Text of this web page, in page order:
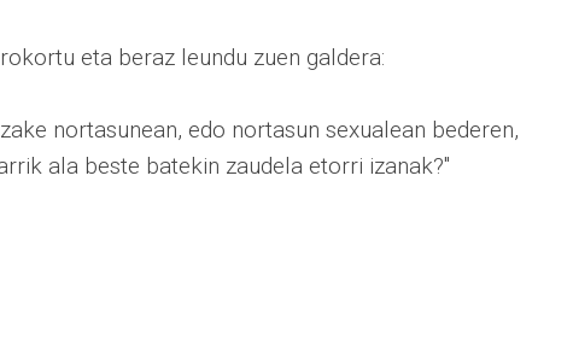
eta beraz leundu zuen galdera:
nortasunean, edo nortasun sexualean bederen,
ala beste batekin zaudela etorri izanak?"